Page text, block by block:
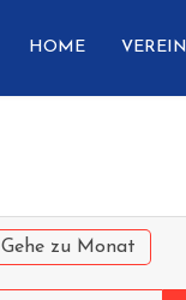
HOME VEREIN
Gehe zu Monat